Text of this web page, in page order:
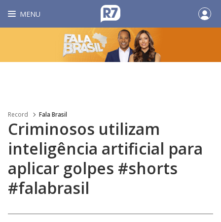
MENU
Record Fala Brasil
Criminosos utilizam
inteligência artificial para
aplicar golpes #shorts
#falabrasil